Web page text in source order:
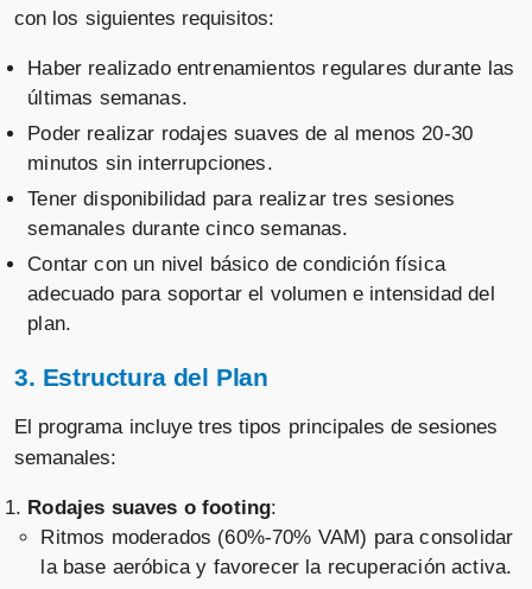
con los siguientes requisitos:
Haber realizado entrenamientos regulares durante las
últimas semanas.
Poder realizar rodajes suaves de al menos 20-30
minutos sin interrupciones.
Tener disponibilidad para realizar tres sesiones
semanales durante cinco semanas.
Contar con un nivel básico de condición física
adecuado para soportar el volumen e intensidad del
plan.
3. Estructura del Plan
El programa incluye tres tipos principales de sesiones
semanales:
Rodajes suaves o footing:
Ritmos moderados (60%-70% VAM) para consolidar
la base aeróbica y favorecer la recuperación activa.